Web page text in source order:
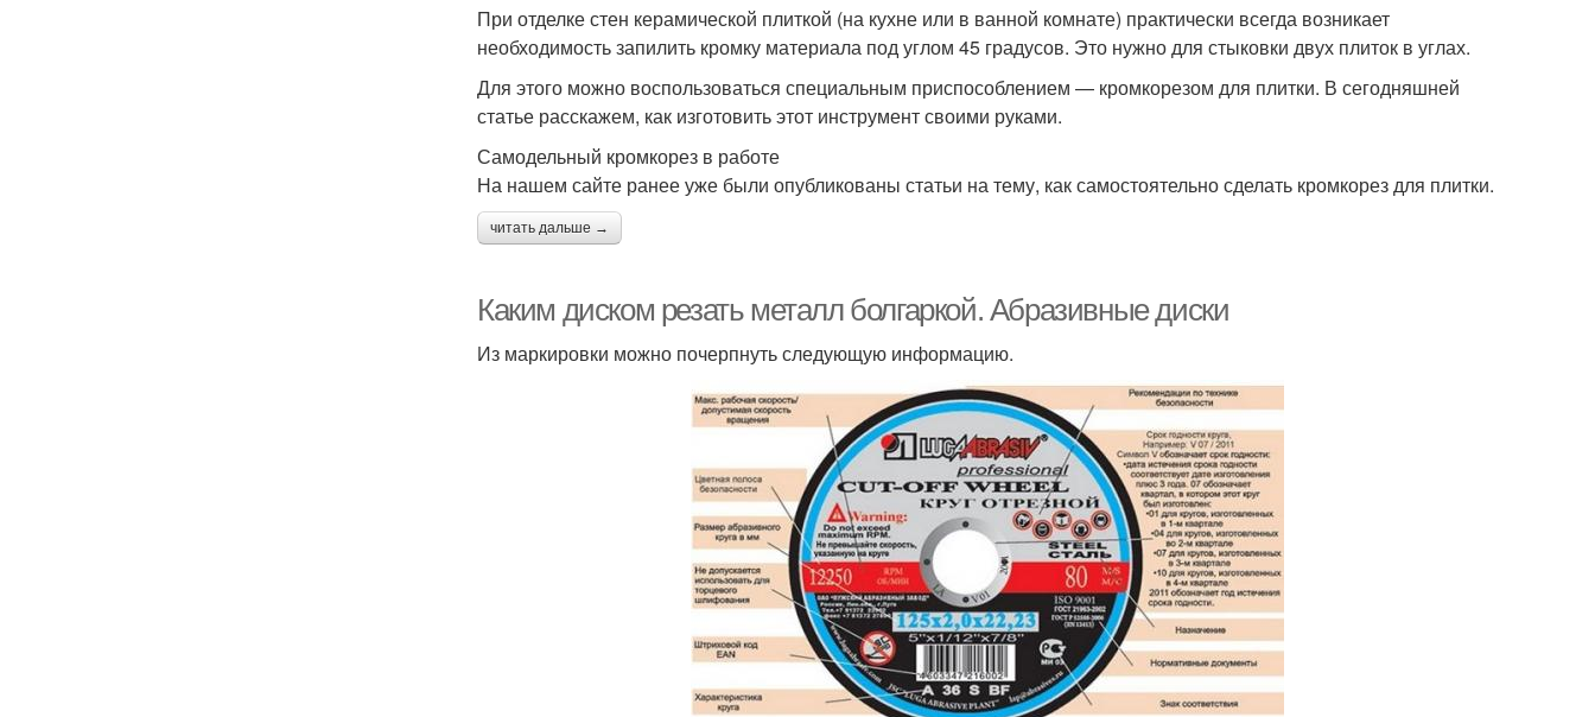
При отделке стен керамической плиткой (на кухне или в ванной комнате) практически всегда возникает
необходимость запилить кромку материала под углом 45 градусов. Это нужно для стыковки двух плиток в углах.
Для этого можно воспользоваться специальным приспособлением — кромкорезом для плитки. В сегодняшней
статье расскажем, как изготовить этот инструмент своими руками.
Самодельный кромкорез в работе
На нашем сайте ранее уже были опубликованы статьи на тему, как самостоятельно сделать кромкорез для плитки.
читать дальше →
Каким диском резать металл болгаркой. Абразивные диски
Из маркировки можно почерпнуть следующую информацию.